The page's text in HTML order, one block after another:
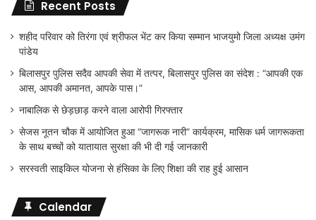
Recent Posts
शहीद परिवार को तिरंगा एवं श्रीफल भेंट कर किया सम्मान भाजयुमो जिला अध्यक्ष उमंग
पांडेय
बिलासपुर पुलिस सदैव आपकी सेवा में तत्पर, बिलासपुर पुलिस का संदेश : “आपकी एक
आस, आपकी अमानत, आपके पास।”
नाबालिक से छेड़छाड़ करने वाला आरोपी गिरफ्तार
सेजस नूतन चौक में आयोजित हुआ “जागरूक नारी” कार्यक्रम, मासिक धर्म जागरूकता
के साथ बच्चों को यातायात सुरक्षा की भी दी गई जानकारी
सरस्वती साइकिल योजना से हंसिका के लिए शिक्षा की राह हुई आसान
Calendar